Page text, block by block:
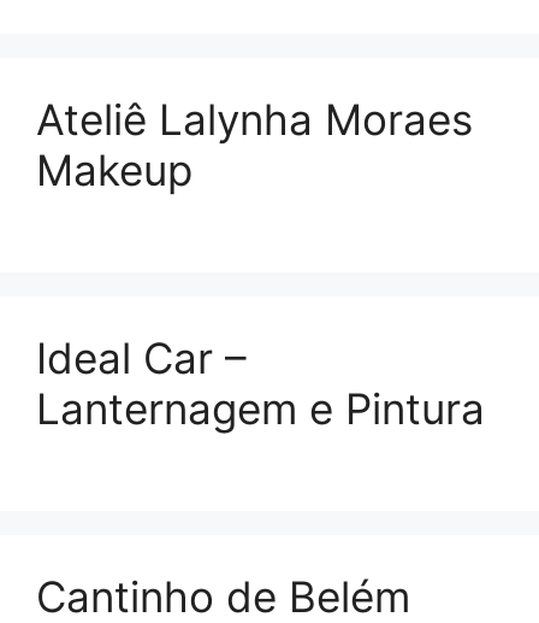
Ateliê Lalynha Moraes
Makeup
Ideal Car –
Lanternagem e Pintura
Cantinho de Belém